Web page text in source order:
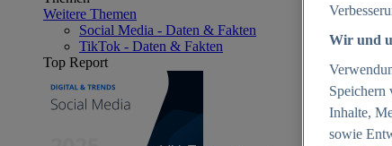
Weitere Themen
Social Media - Daten & Fakten
TikTok - Daten & Fakten
Top Report
Wir und
Speichern
Inhalte,
sowie